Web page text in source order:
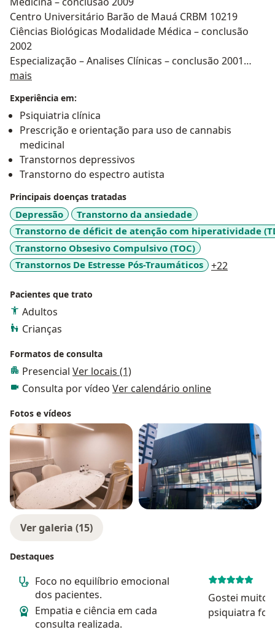
Centro Universitário Barão de Mauá CRBM 10219
Ciências Biológicas Modalidade Médica – conclusão
2002
Especialização – Analises Clínicas – conclusão 2001
Especialização – Analises Ambientais – conclusão 2002
Psiquiatria – conclusão
fev/2012
Pós-Graduação Médica modalidade Lato Sensu em
Psiquiatria da Infância e
Adolescência – conclusão mar/2014
nstituto Brasileiro de Acupuntura
Acupuntura Auricular – conclusão fev/2004
Instituto Brasileiro de Acupuntura
Especializações Acupuntura Auricular – conclusão
2009
Universidade Aberta – Faculdade de Medicina – USP
Ribeirão Preto – conclusão 1997
mais
Experiência em:
Psiquiatria clínica
Prescrição e orientação para uso de cannabis
medicinal
Transtornos depressivos
Transtorno do espectro autista
Principais doenças tratadas
Depressão
Transtorno da ansiedade
Transtorno de déficit de atenção com hiperatividade
Transtorno Obsesivo Compulsivo (TOC)
Transtornos De Estresse Pós-Traumáticos
+22
Pacientes que trato
Adultos
Crianças
Formatos de consulta
Presencial Ver locais (1)
Consulta por vídeo Ver calendário online
Fotos e vídeos
Ver galeria (15)
Destaques
Foco no equilíbrio emocional
dos pacientes.
Empatia e ciência em cada
consulta realizada.
Gostei muito
psiquiatra foi